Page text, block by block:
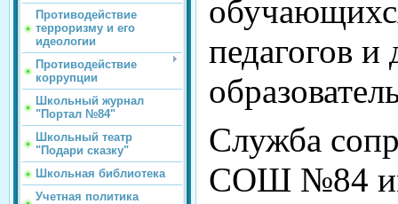
Противодействие
терроризму и его
идеологии
Противодействие
коррупции
Школьный журнал
"Портал №84"
Школьный театр
"Подари сказку"
Школьная библиотека
Учетная политика
педагогов и
Служба
СОШ №84